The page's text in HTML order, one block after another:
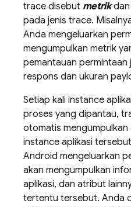
trace disebut metrikdan
pada jenis trace.
Anda mengeluarkan
mengumpulkan metrik
pemantauan
respons dan ukuran
Setiap kali instance
proses yang dipantau,
otomatis mengumpulkan
instance aplikasi
Android mengeluarkan
akan mengumpulkan
aplikasi, dan atribut
tertentu tersebut. Anda